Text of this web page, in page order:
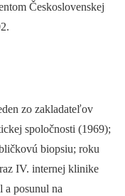
Československej
zo zakladateľov
spoločnosti (1969);
biopsiu; roku
IV. internej klinike
posunul na